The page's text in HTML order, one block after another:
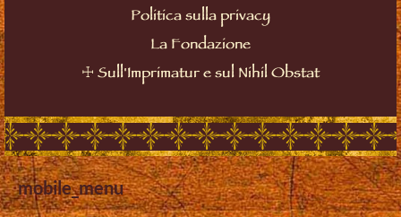
Politica sulla privacy
La Fondazione
☩ Sull'Imprimatur e sul Nihil Obstat
mobile_menu